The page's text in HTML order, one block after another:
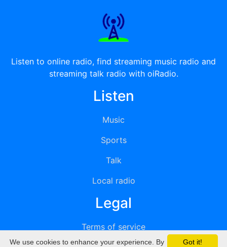
Listen to online radio, find streaming music radio and
streaming talk radio with oiRadio.
Listen
Music
Sports
Talk
Local radio
Legal
Terms of service
Got it!
We use cookies to enhance your experience. By